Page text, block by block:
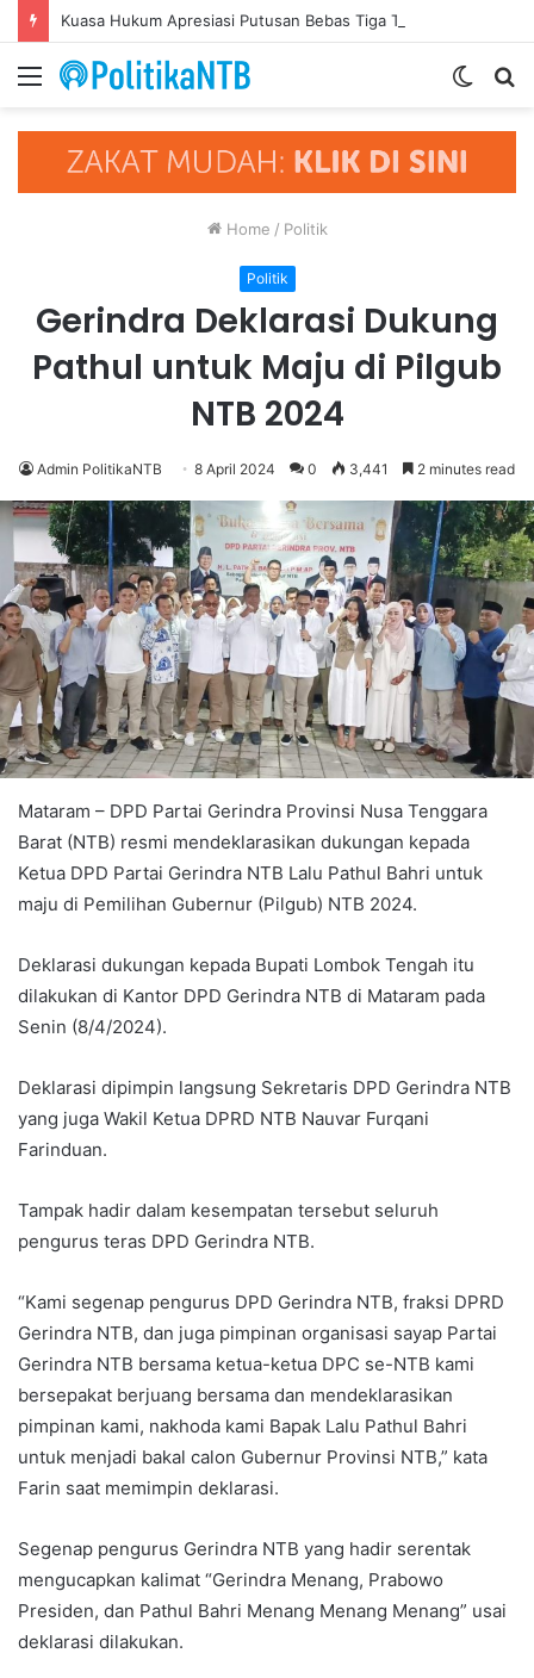
Menu
Switch
Home / Politik
Politik
Gerindra Deklarasi Dukung
Pathul untuk Maju di Pilgub
NTB 2024
Admin PolitikaNTB 8 April 2024 0 3,441 2 minutes read
Mataram – DPD Partai Gerindra Provinsi Nusa Tenggara
Barat (NTB) resmi mendeklarasikan dukungan kepada
Ketua DPD Partai Gerindra NTB Lalu Pathul Bahri untuk
maju di Pemilihan Gubernur (Pilgub) NTB 2024.
Deklarasi dukungan kepada Bupati Lombok Tengah itu
dilakukan di Kantor DPD Gerindra NTB di Mataram pada
Senin (8/4/2024).
Deklarasi dipimpin langsung Sekretaris DPD Gerindra NTB
yang juga Wakil Ketua DPRD NTB Nauvar Furqani
Farinduan.
Tampak hadir dalam kesempatan tersebut seluruh
pengurus teras DPD Gerindra NTB.
“Kami segenap pengurus DPD Gerindra NTB, fraksi DPRD
Gerindra NTB, dan juga pimpinan organisasi sayap Partai
Gerindra NTB bersama ketua-ketua DPC se-NTB kami
bersepakat berjuang bersama dan mendeklarasikan
pimpinan kami, nakhoda kami Bapak Lalu Pathul Bahri
untuk menjadi bakal calon Gubernur Provinsi NTB,” kata
Farin saat memimpin deklarasi.
Segenap pengurus Gerindra NTB yang hadir serentak
mengucapkan kalimat “Gerindra Menang, Prabowo
Presiden, dan Pathul Bahri Menang Menang Menang” usai
deklarasi dilakukan.